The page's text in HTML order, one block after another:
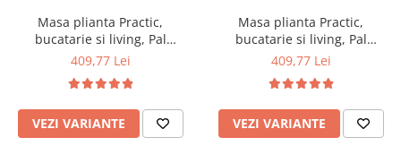
Saltele 140x200
Saltele 160x200
Saltele 180x200
Top saltele 5 cm
Etajere Birou
Dulap birou
Scaune pentru birou
Scaune pentru vizitatori
Scaune manager
Masa plianta Practic,
bucatarie si living, Pal
Melaminat, insertii lemn
rotunjite, 120x74x75 cm,
wenge
409,77 Lei
VEZI VARIANTE
Masa plianta Practic,
bucatarie si living, Pal
Melaminat, insertii lemn
rotunjite, 120x74x75 cm, nuc
409,77 Lei
VEZI VARIANTE